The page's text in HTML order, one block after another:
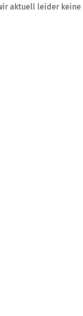
aktuell leider keine